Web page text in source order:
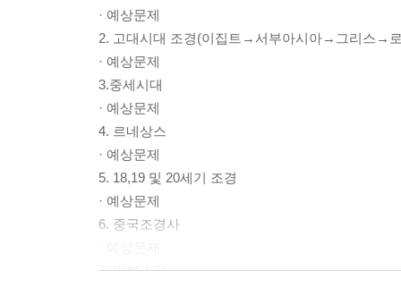
· 예상문제
2. 고대시대 조경(이집트→서부아시아→그리스→
· 예상문제
3.중세시대
· 예상문제
4. 르네상스
· 예상문제
5. 18,19 및 20세기 조경
· 예상문제
6. 중국조경사
7. 일본조경